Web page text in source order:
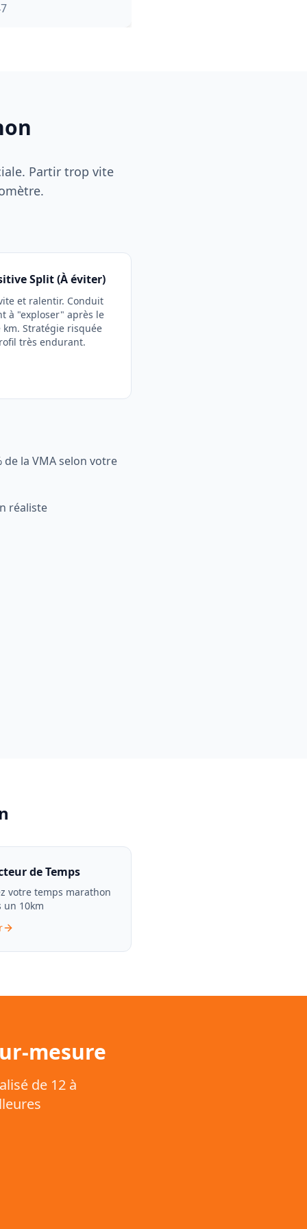
Partir trop vite
Split (À éviter)
et ralentir. Conduit
à "exploser" après le
km. Stratégie risquée
très endurant.
la VMA selon votre
réaliste
de Temps
votre temps marathon
un 10km
mesure
de 12 à